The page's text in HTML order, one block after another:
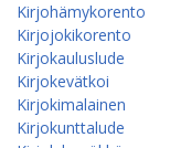
Kirjohämykorento
Kirjojokikorento
Kirjokauluslude
Kirjokevätkoi
Kirjokimalainen
Kirjokunttalude